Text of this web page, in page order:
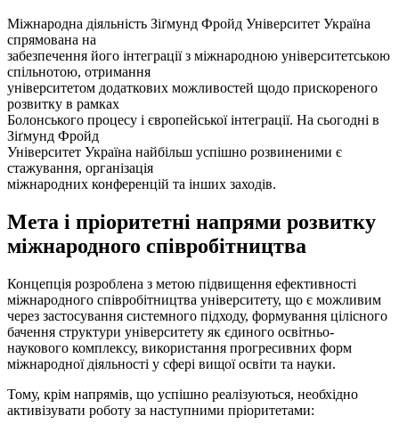
Міжнародна діяльність Зіґмунд Фройд Університет Україна
спрямована на
забезпечення його інтеграції з міжнародною університетською
спільнотою, отримання
університетом додаткових можливостей щодо прискореного
розвитку в рамках
Болонського процесу і європейської інтеграції. На сьогодні в
Зіґмунд Фройд
Університет Україна найбільш успішно розвиненими є
стажування, організація
міжнародних конференцій та інших заходів.
Мета і пріоритетні напрями розвитку
міжнародного співробітництва
Концепція розроблена з метою підвищення ефективності
міжнародного співробітництва університету, що є можливим
через застосування системного підходу, формування цілісного
бачення структури університету як єдиного освітньо-
наукового комплексу, використання прогресивних форм
міжнародної діяльності у сфері вищої освіти та науки.
Тому, крім напрямів, що успішно реалізуються, необхідно
активізувати роботу за наступними пріоритетами: